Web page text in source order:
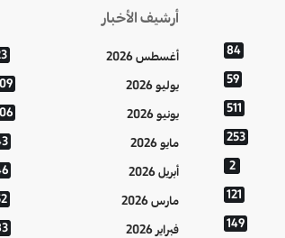
84
59
511
253
2
121
149
أرشيف الأخبار
أغسطس 2026
يوليو 2026
يونيو 2026
مايو 2026
أبريل 2026
مارس 2026
فبراير 2026